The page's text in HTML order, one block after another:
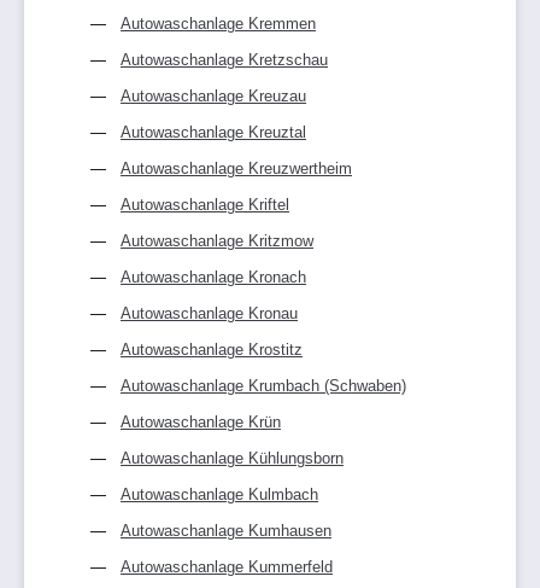
Autowaschanlage Kremmen
Autowaschanlage Kretzschau
Autowaschanlage Kreuzau
Autowaschanlage Kreuztal
Autowaschanlage Kreuzwertheim
Autowaschanlage Kriftel
Autowaschanlage Kritzmow
Autowaschanlage Kronach
Autowaschanlage Kronau
Autowaschanlage Krostitz
Autowaschanlage Krumbach (Schwaben)
Autowaschanlage Krün
Autowaschanlage Kühlungsborn
Autowaschanlage Kulmbach
Autowaschanlage Kumhausen
Autowaschanlage Kummerfeld